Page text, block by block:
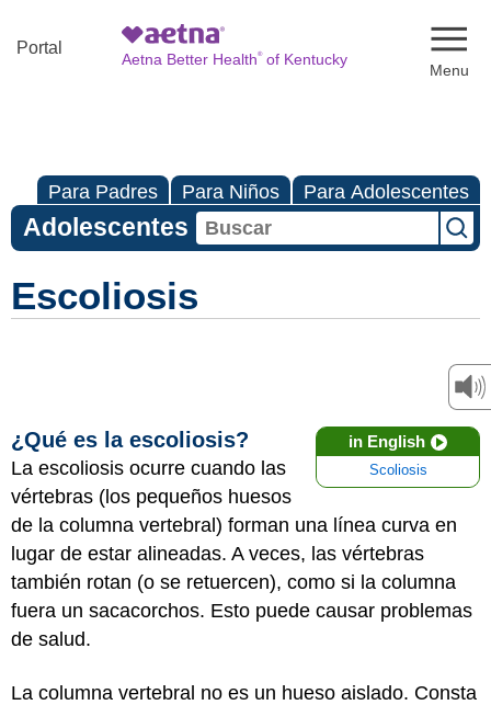
Portal
Aetna Better Health®of Kentucky
Para Padres Para Niños Para Adolescentes
Adolescentes
Escoliosis
in English
Scoliosis
¿Qué es la escoliosis?
La escoliosis ocurre cuando las
vértebras (los pequeños huesos
de la columna vertebral) forman una línea curva en
lugar de estar alineadas. A veces, las vértebras
también rotan (o se retuercen), como si la columna
fuera un sacacorchos. Esto puede causar problemas
de salud.
La columna vertebral no es un hueso aislado. Consta